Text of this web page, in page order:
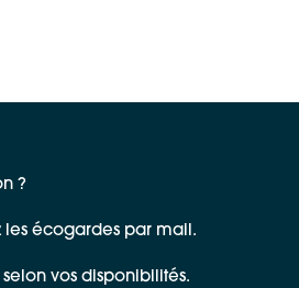
?
écogardes par mail.
vos disponibilités.